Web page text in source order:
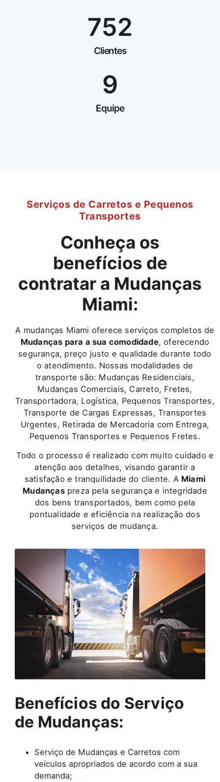
Clientes
752
Equipe
9
Serviços de Carretos e Pequenos
Transportes
Conheça os
benefícios de
contratar a Mudanças
Miami:
A mudanças Miami oferece serviços completos de
Mudanças para a sua comodidade, oferecendo
segurança, preço justo e qualidade durante todo
o atendimento. Nossas modalidades de
transporte são: Mudanças Residenciais,
Mudanças Comerciais, Carreto, Fretes,
Transportadora, Logística, Pequenos Transportes,
Transporte de Cargas Expressas, Transportes
Urgentes, Retirada de Mercadoria com Entrega,
Pequenos Transportes e Pequenos Fretes.
Todo o processo é realizado com muito cuidado e
atenção aos detalhes, visando garantir a
satisfação e tranquilidade do cliente. A Miami
Mudançaspreza pela segurança e integridade
dos bens transportados, bem como pela
pontualidade e eficiência na realização dos
serviços de mudança.
Benefícios do Serviço
de Mudanças:
Serviço de Mudanças e Carretos com
veículos apropriados de acordo com a sua
demanda;